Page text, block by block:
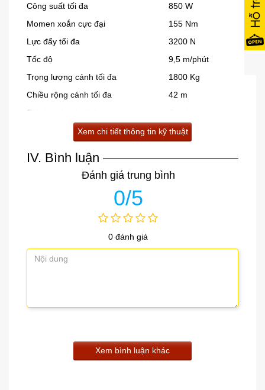
Công suất tối đa
850 W
Momen xoắn cực đại
155 Nm
Lực đẩy tối đa
3200 N
Tốc độ
9,5 m/phút
Trọng lượng cánh tối đa
1800 Kg
Chiều rộng cánh tối đa
42 m
Giới hạn hành trình
Nhiệt độ môi trường
-20oC – +55oC
Trọng lượng động cơ
Kích thước động cơ (dài x rộng x cao)
Xem chi tiết thông tin kỹ thuật
IV. Bình luận
Đánh giá trung bình
0/5
0 đánh giá
Xem bình luận khác